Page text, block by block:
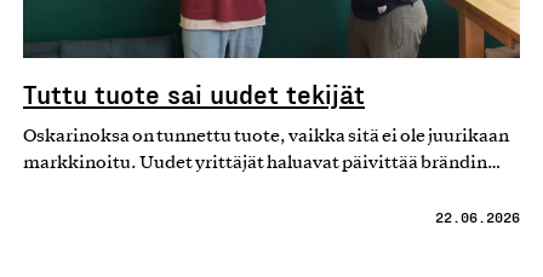
Tuttu tuote sai uudet tekijät
Oskarinoksa on tunnettu tuote, vaikka sitä ei ole juurikaan
markkinoitu. Uudet yrittäjät haluavat päivittää brändin…
22.06.2026